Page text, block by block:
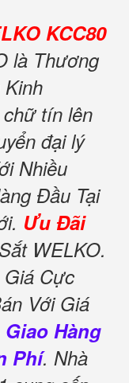
KCC80
là Thương
tín lên
đại lý
Nhiều
Đầu Tại
Ưu Đãi
WELKO.
Cực
Với Giá
Giao Hàng
Phí. Nhà